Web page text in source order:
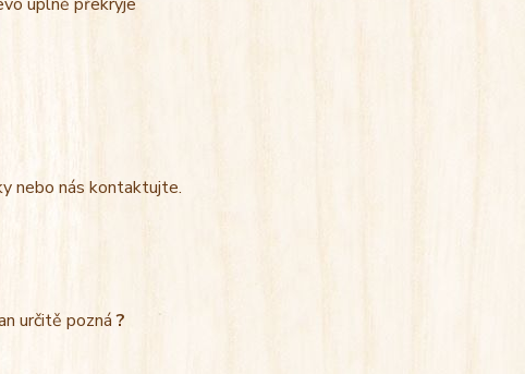
nebo nás kontaktujte.
určitě pozná?